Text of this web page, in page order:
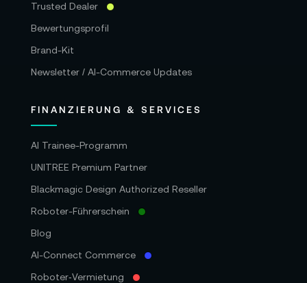
Trusted Dealer
Bewertungsprofil
Brand-Kit
Newsletter / AI-Commerce Updates
FINANZIERUNG & SERVICES
AI Trainee-Programm
UNITREE Premium Partner
Blackmagic Design Authorized Reseller
Roboter-Führerschein
Blog
AI-Connect Commerce
Roboter‑Vermietung